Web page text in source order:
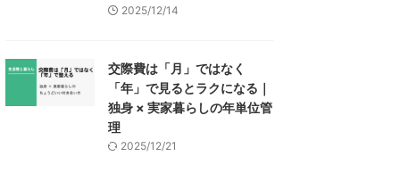
2025/12/14
交際費は「月」ではなく
「年」で見るとラクになる｜
独身 × 実家暮らしの年単位管
理
2025/12/21